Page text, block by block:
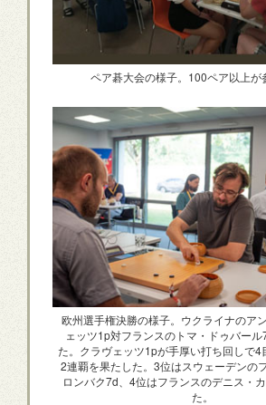
ペア碁大会の様子。100ペア以上が
欧州選手権決勝の様子。ウクライナのア
ェッツ1p対フランスのトマ・ドゥバー
た。クラヴェッツ1pが手厚い打ち回しで4
2連覇を果たした。3位はスウェーデンの
ロンバク7d、4位はフランスのデニス・
た。